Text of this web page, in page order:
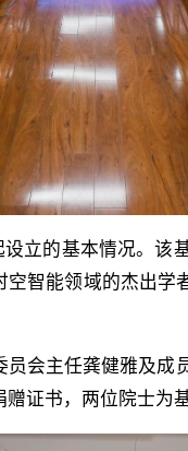
立的基本情况。
智能领域的杰出
会主任龚健雅及
证书，两位院士为